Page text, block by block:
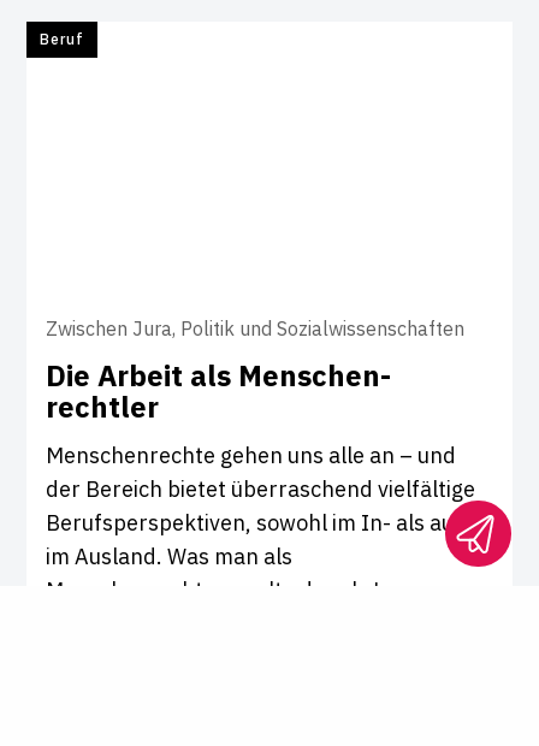
Beruf
Zwischen Jura, Politik und Sozialwissenschaften
Die Arbeit als Men­schen­
rechtler
Menschenrechte gehen uns alle an – und
der Bereich bietet überraschend vielfältige
Berufsperspektiven, sowohl im In- als auch
im Ausland. Was man als
Menschenrechtsanwalt oder als Lawyer